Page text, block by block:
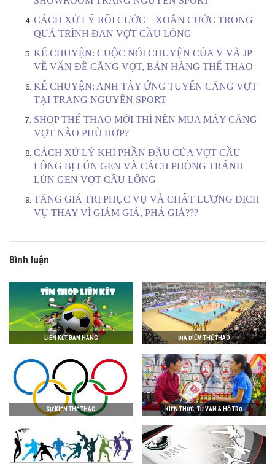
CÁCH XỬ LÝ RỐI CƯỚC – XOẮN CƯỚC TRONG
QUÁ TRÌNH ĐAN VỢT CẦU LÔNG
KỂ CHUYỆN: CUỘC NÓI CHUYỆN CỦA V VÀ JP
VỀ VẤN ĐỀ CĂNG VỢT, BÁN HÀNG THỂ THAO
KỂ CHUYỆN: ANH TÂY ỨNG TUYỂN CĂNG VỢT
TẠI TRANG NGUYÊN SPORT
SHOP THỂ THAO MỚI THÌ NÊN MUA MÁY CĂNG
VỢT NÀO PHÙ HỢP?
CÁCH XỬ LÝ KHI PHẦN ĐẦU CỦA VỢT CẦU
LÔNG BỊ LÚN GEN VÀ CÁCH PHÒNG TRÁNH
LÚN GEN VỢT CẦU LÔNG
TĂNG GIÁ TRỊ PHỤC VỤ VÀ CHẤT LƯỢNG DỊCH
VỤ THAY VÌ GIẢM GIÁ, PHÁ GIÁ???
Bình luận
LIÊN KẾT BÁN HÀNG ĐỊA ĐIỂM THỂ THAO
SỰ KIỆN THỂ THAO KIẾN THỨC, TƯ VẤN & HỖ TRỢ